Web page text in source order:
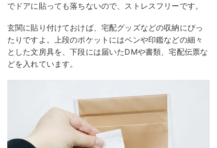
でドアに貼っても落ちないので、ストレスフリーです。
玄関に貼り付けておけば、宅配グッズなどの収納にぴっ
たりですよ。上段のポケットにはペンや印鑑などの細々
とした文房具を、下段には届いたDMや書類、宅配伝票な
どを入れています。